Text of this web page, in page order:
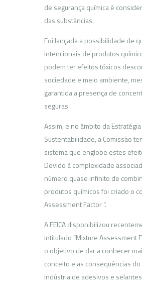
de segurança química é
das substâncias.
Foi lançada a possibilidade de
intencionais de produtos
podem ter efeitos tóxicos
sociedade e meio ambiente,
garantida a presença de
seguras.
Assim, e no âmbito da
Sustentabilidade, a Comissão
sistema que englobe estes
Devido à complexidade
número quase infinito de
produtos químicos foi criado o
Assessment Factor “.
A FEICA disponibilizou
intitulado “Mixture Assessment
o objetivo de dar a conhecer
conceito e as consequências
indústria de adesivos e